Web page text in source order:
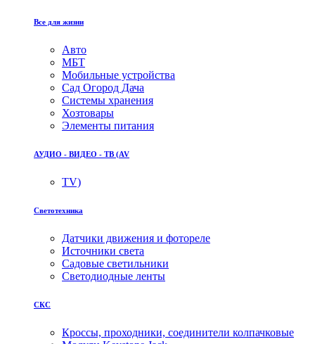
Все для жизни
Авто
МБТ
Мобильные устройства
Сад Огород Дача
Системы хранения
Хозтовары
Элементы питания
АУДИО - ВИДЕО - ТВ (AV
TV)
Светотехника
Датчики движения и фотореле
Источники света
Садовые светильники
Светодиодные ленты
СКС
Кроссы, проходники, соединители колпачковые